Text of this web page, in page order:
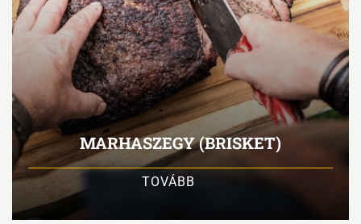
MARHASZEGY (BRISKET)
TOVÁBB